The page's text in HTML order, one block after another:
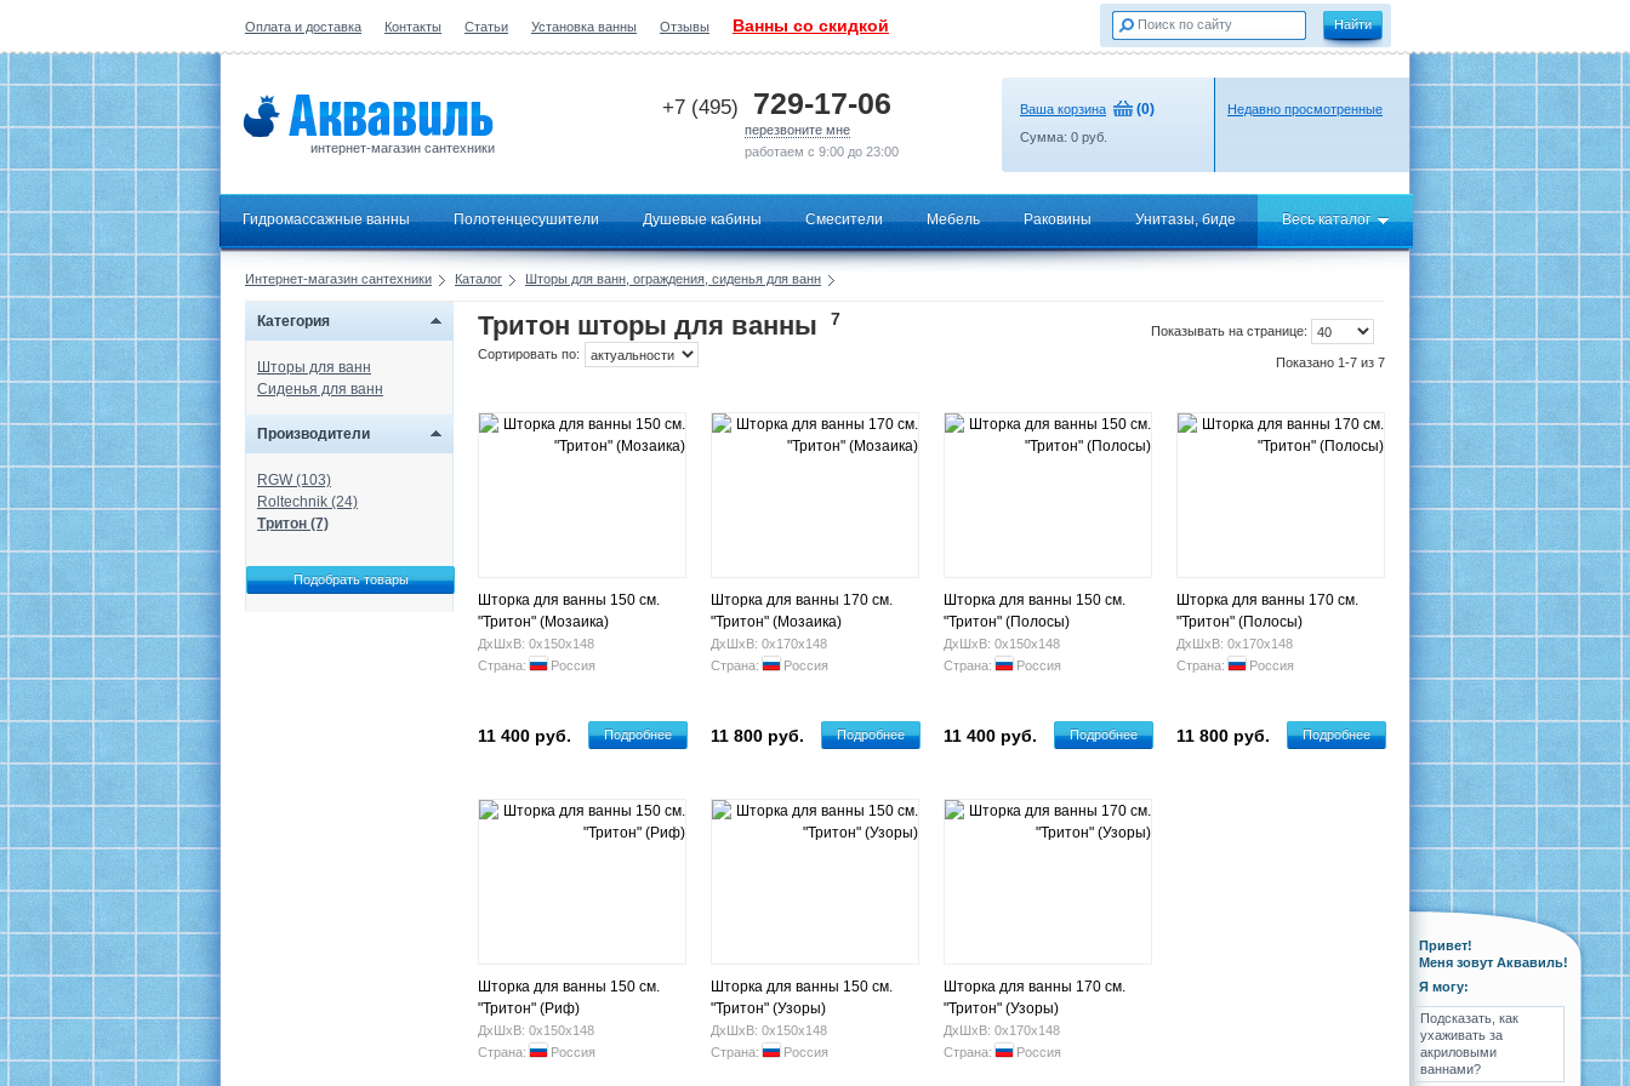
Оплата и доставка Контакты Статьи Установка ванны Отзывы Ванны со скидкой
интернет-магазин сантехники
+7 (495) 729-17-06
перезвоните мне
работаем с 9:00 до 23:00
Ваша корзина (0)
Сумма: 0 руб.
Недавно просмотренные
Гидромассажные ванны Полотенцесушители Душевые кабины Смесители Мебель Раковины Унитазы, биде Весь каталог
Интернет-магазин сантехники Каталог Шторы для ванн, ограждения, сиденья для ванн
Категория
Шторы для ванн
Сиденья для ванн
Производители
RGW (103)
Roltechnik (24)
Тритон (7)
Показывать на странице:
Показано 1-7 из 7
Тритон шторы для ванны 7
Сортировать по:
Шторка для ванны 150 см.
"Тритон" (Мозаика)
ДхШхВ: 0х150х148
Страна:
Россия
11 400 руб. Подробнее
Шторка для ванны 170 см.
"Тритон" (Мозаика)
ДхШхВ: 0х170х148
Страна:
Россия
11 800 руб. Подробнее
Шторка для ванны 150 см.
"Тритон" (Полосы)
ДхШхВ: 0х150х148
Страна:
Россия
11 400 руб. Подробнее
Шторка для ванны 170 см.
"Тритон" (Полосы)
ДхШхВ: 0х170х148
Страна:
Россия
11 800 руб. Подробнее
Шторка для ванны 150 см.
"Тритон" (Риф)
ДхШхВ: 0х150х148
Страна:
Россия
Шторка для ванны 150 см.
"Тритон" (Узоры)
ДхШхВ: 0х150х148
Страна:
Россия
Шторка для ванны 170 см.
"Тритон" (Узоры)
ДхШхВ: 0х170х148
Страна:
Россия
Привет!
Меня зовут Аквавиль!
Я могу:
Подсказать, как
ухаживать за
акриловыми
ваннами?